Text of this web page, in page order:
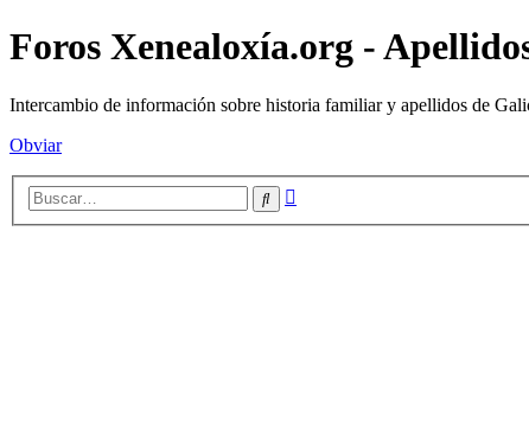
Foros Xenealoxía.org -
Intercambio de información sobre historia familiar y apellidos de
Obviar
Buscar